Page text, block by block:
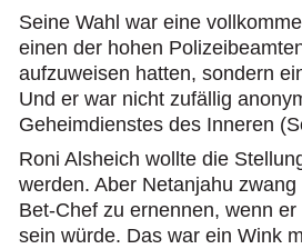
Seine Wahl war eine
einen der hohen
aufzuweisen hatten, sondern
Und er war nicht zufällig
Geheimdienstes des Inneren
Roni Alsheich wollte die
werden. Aber Netanjahu
Bet-Chef zu ernennen, wenn
sein würde. Das war ein Wink